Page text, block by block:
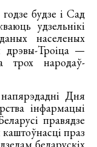
будзе і Сад
удзельнікі
населеных
дрэвы-Троіца —
трох народаў-
Дня
інфармацыі
правядзе
праз